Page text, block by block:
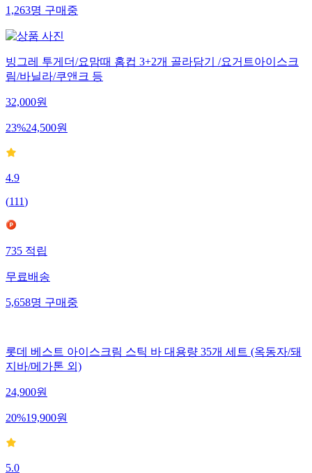
1,263명구매중
빙그레 투게더/요맘때 홈컵 3+2개 골라담기 /요거트아이스크
림/바닐라/쿠앤크 등
32,000원
23%24,500원
4.9
(111)
735적립
무료배송
5,658명구매중
롯데 베스트 아이스크림 스틱 바 대용량 35개 세트 (옥동자/돼
지바/메가톤 외)
24,900원
20%19,900원
5.0